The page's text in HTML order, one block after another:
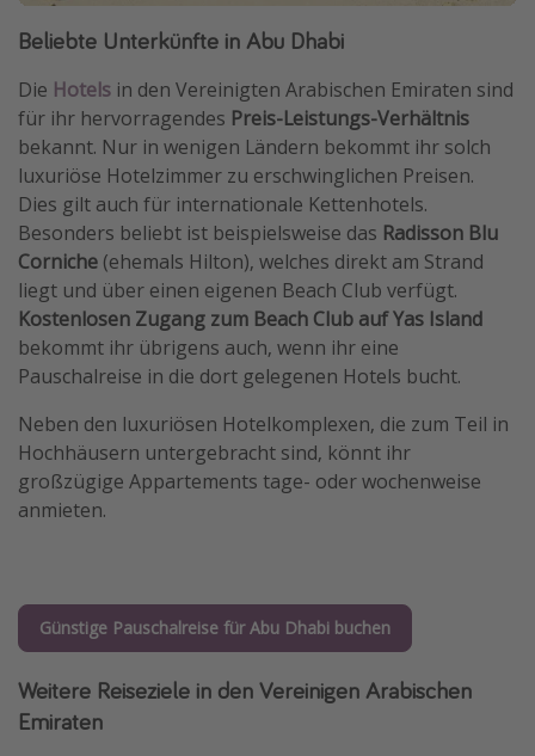
Beliebte Unterkünfte in Abu Dhabi
Die Hotels in den Vereinigten Arabischen Emiraten sind
für ihr hervorragendes Preis-Leistungs-Verhältnis
bekannt. Nur in wenigen Ländern bekommt ihr solch
luxuriöse Hotelzimmer zu erschwinglichen Preisen.
Dies gilt auch für internationale Kettenhotels.
Besonders beliebt ist beispielsweise das Radisson Blu
Corniche (ehemals Hilton), welches direkt am Strand
liegt und über einen eigenen Beach Club verfügt.
Kostenlosen Zugang zum Beach Club auf Yas Island
bekommt ihr übrigens auch, wenn ihr eine
Pauschalreise in die dort gelegenen Hotels bucht.
Neben den luxuriösen Hotelkomplexen, die zum Teil in
Hochhäusern untergebracht sind, könnt ihr
großzügige Appartements tage- oder wochenweise
anmieten.
Günstige Pauschalreise für Abu Dhabi buchen
Weitere Reiseziele in den Vereinigen Arabischen
Emiraten